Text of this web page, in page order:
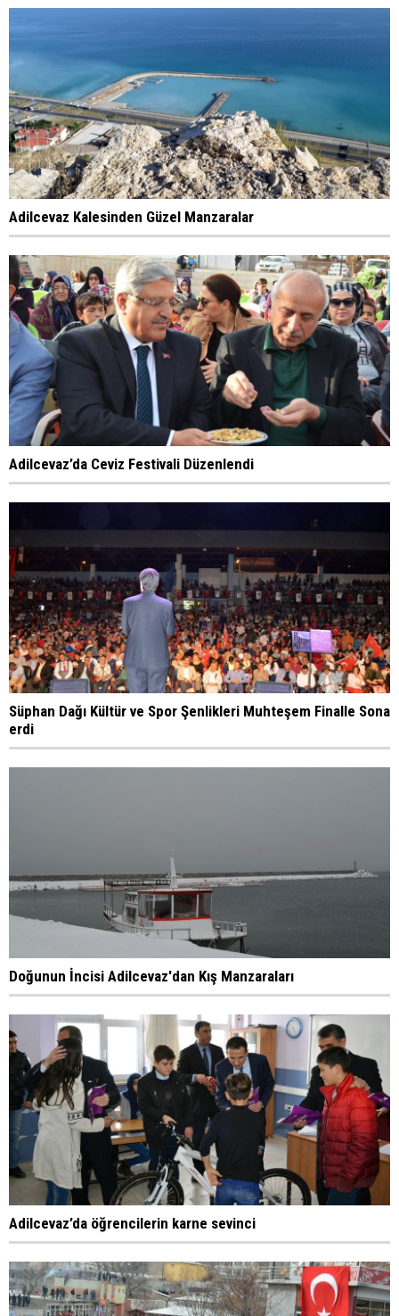
Adilcevaz Kalesinden Güzel Manzaralar
Adilcevaz’da Ceviz Festivali Düzenlendi
Süphan Dağı Kültür ve Spor Şenlikleri Muhteşem Finalle Sona
erdi
Doğunun İncisi Adilcevaz'dan Kış Manzaraları
Adilcevaz’da öğrencilerin karne sevinci